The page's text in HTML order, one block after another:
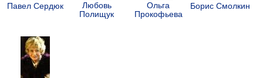
Павел Сердюк
Любовь
Полищук
Ольга
Прокофьева
Борис Смолкин